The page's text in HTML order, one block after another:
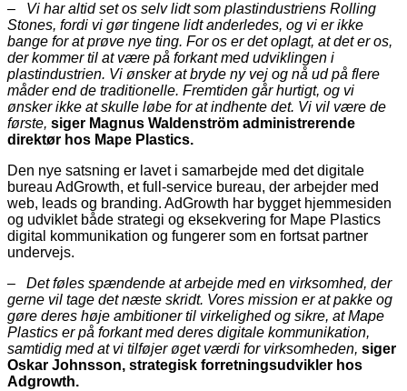
–
Vi har altid set os selv lidt som plastindustriens Rolling
Stones, fordi vi gør tingene lidt anderledes, og vi er ikke
bange for at prøve nye ting. For os er det oplagt, at det er os,
der kommer til at være på forkant med udviklingen i
plastindustrien. Vi ønsker at bryde ny vej og nå ud på flere
måder end de traditionelle. Fremtiden går hurtigt, og vi
ønsker ikke at skulle løbe for at indhente det. Vi vil være de
første, siger Magnus Waldenström administrerende
direktør hos Mape Plastics.
Den nye satsning er lavet i samarbejde med det digitale
bureau AdGrowth, et full-service bureau, der arbejder med
web, leads og branding. AdGrowth har bygget hjemmesiden
og udviklet både strategi og eksekvering for Mape Plastics
digital kommunikation og fungerer som en fortsat partner
undervejs.
–
Det føles spændende at arbejde med en virksomhed, der
gerne vil tage det næste skridt. Vores mission er at pakke og
gøre deres høje ambitioner til virkelighed og sikre, at Mape
Plastics er på forkant med deres digitale kommunikation,
samtidig med at vi tilføjer øget værdi for virksomheden, siger
Oskar Johnsson, strategisk forretningsudvikler hos
Adgrowth.